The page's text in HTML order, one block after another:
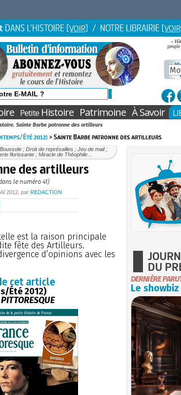
DANS L'HISTOIRE [VOIR] / NOTRE LIBRAIRIE
«
PetiteHistoire Patrimoine À Savoir
Sainte Barbe patronne des artilleurs
Été 2012) > Sainte Barbe patronne des artilleurs
; Droit de représailles ; Jeu de mail ;
florissante ; Miracle de Théophile...
des artilleurs
le numéro 41)
2012 , par REDACTION
est la raison principale
fête des Artilleurs.
d’opinions avec les
cet article
Été 2012)
DU
DERNIÈRE
Le